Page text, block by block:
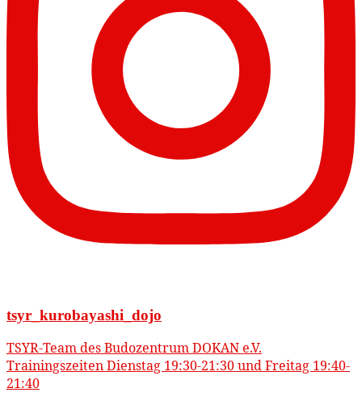
tsyr_kurobayashi_dojo
TSYR-Team des Budozentrum DOKAN e.V.
Trainingszeiten Dienstag 19:30-21:30 und Freitag 19:40-
21:40